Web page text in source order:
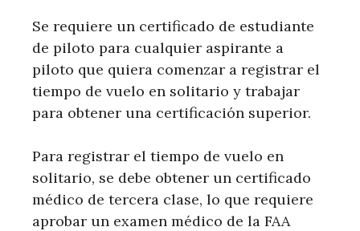
Se requiere un certificado de estudiante
de piloto para cualquier aspirante a
piloto que quiera comenzar a registrar el
tiempo de vuelo en solitario y trabajar
para obtener una certificación superior.
Para registrar el tiempo de vuelo en
solitario, se debe obtener un certificado
médico de tercera clase, lo que requiere
aprobar un examen médico de la FAA